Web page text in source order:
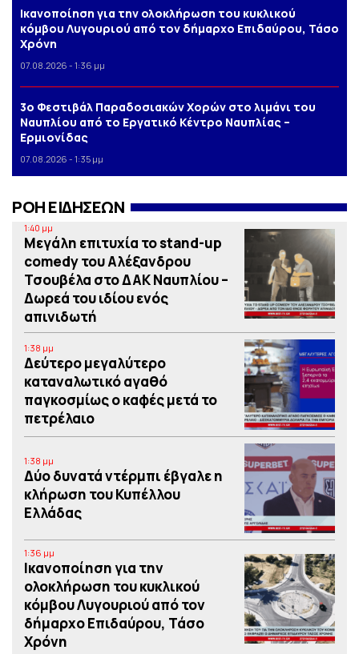
Iκανοποίηση για την ολοκλήρωση του κυκλικού
κόμβου Λυγουριού από τον δήμαρχο Επιδαύρου, Τάσο
Χρόνη
07.08.2026 - 1:36 μμ
3o Φεστιβάλ Παραδοσιακών Χορών στο λιμάνι του
Ναυπλίου από το Εργατικό Κέντρο Ναυπλίας –
Ερμιονίδας
07.08.2026 - 1:35 μμ
ΡΟΗ ΕΙΔΗΣΕΩΝ
1:40 μμ
Μεγάλη επιτυχία το stand-up
comedy του Αλέξανδρου
Τσουβέλα στο ΔΑΚ Ναυπλίου –
Δωρεά του ιδίου ενός
απινιδωτή
1:38 μμ
Δεύτερο μεγαλύτερο
καταναλωτικό αγαθό
παγκοσμίως ο καφές μετά το
πετρέλαιο
1:38 μμ
Δύο δυνατά ντέρμπι έβγαλε η
κλήρωση του Κυπέλλου
Ελλάδας
1:36 μμ
Iκανοποίηση για την
ολοκλήρωση του κυκλικού
κόμβου Λυγουριού από τον
δήμαρχο Επιδαύρου, Τάσο
Χρόνη